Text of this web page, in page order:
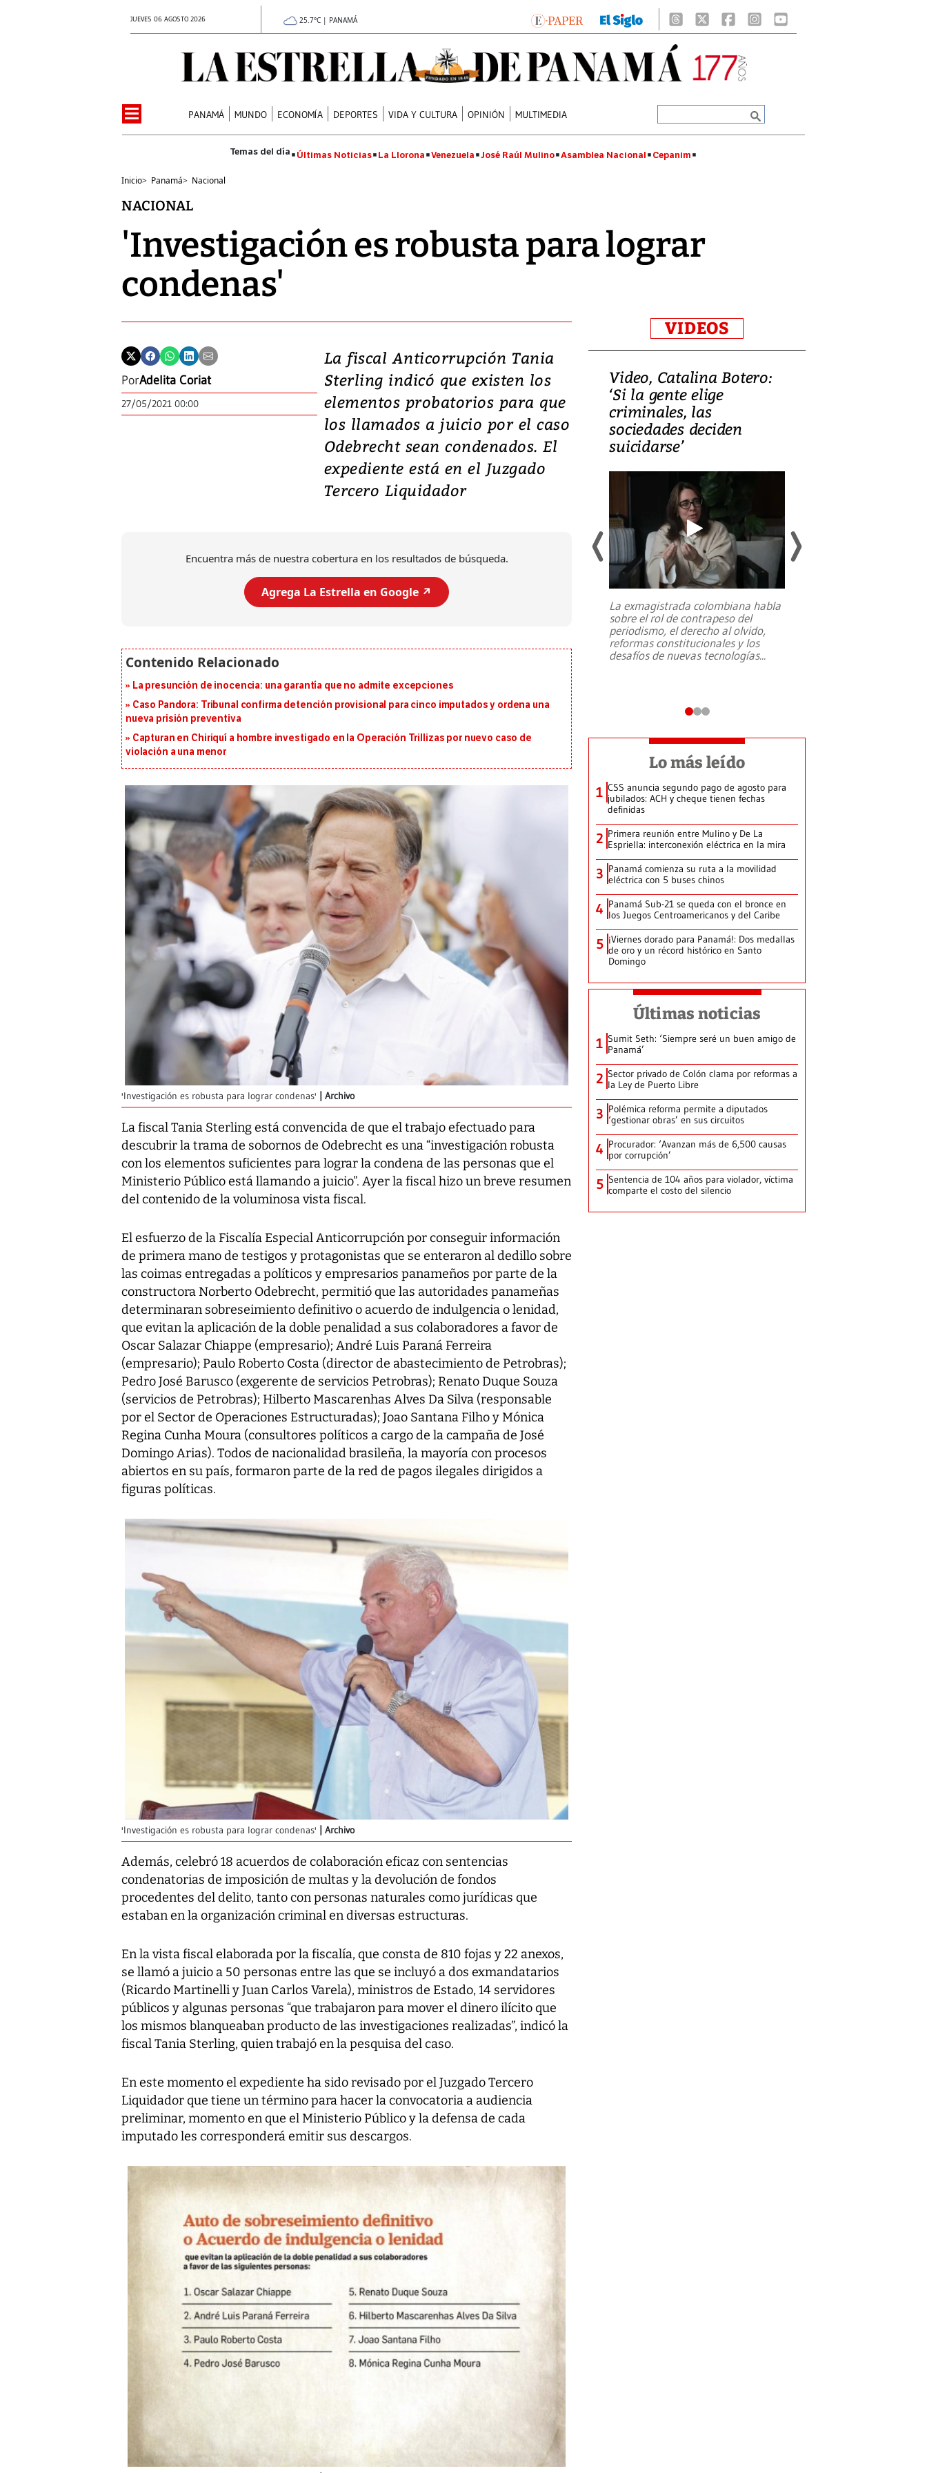
JUEVES 06 AGOSTO 2026 25.7°C | PANAMÁ
PANAMÁ MUNDO ECONOMÍA DEPORTES VIDA Y CULTURA OPINIÓN MULTIMEDIA
Últimas Noticias La Llorona Venezuela José Raúl Mulino Asamblea Nacional Cepanim
Inicio> Panamá> Nacional
NACIONAL
'Investigación es robusta para lograr
condenas'
PorAdelita Coriat
27/05/2021 00:00
La fiscal Anticorrupción Tania
Sterling indicó que existen los
elementos probatorios para que
los llamados a juicio por el caso
Odebrecht sean condenados. El
expediente está en el Juzgado
Tercero Liquidador
Encuentra más de nuestra cobertura en los resultados de búsqueda.
Agrega La Estrella en Google ↗️
La presunción de inocencia: una garantía que no admite excepciones
Caso Pandora: Tribunal confirma detención provisional para cinco imputados y ordena una
nueva prisión preventiva
Capturan en Chiriquí a hombre investigado en la Operación Trillizas por nuevo caso de
violación a una menor
'Investigación es robusta para lograr condenas' Archivo
La fiscal Tania Sterling está convencida de que el trabajo efectuado para
descubrir la trama de sobornos de Odebrecht es una “investigación robusta
con los elementos suficientes para lograr la condena de las personas que el
Ministerio Público está llamando a juicio”. Ayer la fiscal hizo un breve resumen
del contenido de la voluminosa vista fiscal.
El esfuerzo de la Fiscalía Especial Anticorrupción por conseguir información
de primera mano de testigos y protagonistas que se enteraron al dedillo sobre
las coimas entregadas a políticos y empresarios panameños por parte de la
constructora Norberto Odebrecht, permitió que las autoridades panameñas
determinaran sobreseimiento definitivo o acuerdo de indulgencia o lenidad,
que evitan la aplicación de la doble penalidad a sus colaboradores a favor de
Oscar Salazar Chiappe (empresario); André Luis Paraná Ferreira
(empresario); Paulo Roberto Costa (director de abastecimiento de Petrobras);
Pedro José Barusco (exgerente de servicios Petrobras); Renato Duque Souza
(servicios de Petrobras); Hilberto Mascarenhas Alves Da Silva (responsable
por el Sector de Operaciones Estructuradas); Joao Santana Filho y Mónica
Regina Cunha Moura (consultores políticos a cargo de la campaña de José
Domingo Arias). Todos de nacionalidad brasileña, la mayoría con procesos
abiertos en su país, formaron parte de la red de pagos ilegales dirigidos a
figuras políticas.
'Investigación es robusta para lograr condenas' Archivo
Además, celebró 18 acuerdos de colaboración eficaz con sentencias
condenatorias de imposición de multas y la devolución de fondos
procedentes del delito, tanto con personas naturales como jurídicas que
estaban en la organización criminal en diversas estructuras.
En la vista fiscal elaborada por la fiscalía, que consta de 810 fojas y 22 anexos,
se llamó a juicio a 50 personas entre las que se incluyó a dos exmandatarios
(Ricardo Martinelli y Juan Carlos Varela), ministros de Estado, 14 servidores
públicos y algunas personas “que trabajaron para mover el dinero ilícito que
los mismos blanqueaban producto de las investigaciones realizadas”, indicó la
fiscal Tania Sterling, quien trabajó en la pesquisa del caso.
En este momento el expediente ha sido revisado por el Juzgado Tercero
Liquidador que tiene un término para hacer la convocatoria a audiencia
preliminar, momento en que el Ministerio Público y la defensa de cada
imputado les corresponderá emitir sus descargos.
VIDEOS
Video, Japón: Terremoto
deja heridos y graves
daños en Kumamoto
7,1 se registró este martes 28 de
julio en la prefectura de Kumamoto,
al sur de Japón, provocando una
Video, Catalina Botero:
‘Si la gente elige
criminales, las
sociedades deciden
suicidarse’
La exmagistrada colombiana habla
sobre el rol de contrapeso del
periodismo, el derecho al olvido,
reformas constitucionales y los
desafíos de nuevas tecnologías...
Lo más leído
1 CSS anuncia segundo pago de agosto para
jubilados: ACH y cheque tienen fechas
definidas
2 Primera reunión entre Mulino y De La
Espriella: interconexión eléctrica en la mira
3 Panamá comienza su ruta a la movilidad
eléctrica con 5 buses chinos
4 Panamá Sub-21 se queda con el bronce en
los Juegos Centroamericanos y del Caribe
5 ¡Viernes dorado para Panamá!: Dos medallas
de oro y un récord histórico en Santo
Domingo
Últimas noticias
1 Sumit Seth: ‘Siempre seré un buen amigo de
Panamá’
2 Sector privado de Colón clama por reformas a
la Ley de Puerto Libre
3 Polémica reforma permite a diputados
‘gestionar obras’ en sus circuitos
4 Procurador: ‘Avanzan más de 6,500 causas
por corrupción’
5 Sentencia de 104 años para violador, víctima
comparte el costo del silencio